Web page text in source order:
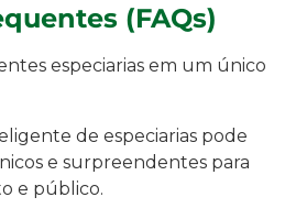
(FAQs)
especiarias em um único
de especiarias pode
e surpreendentes para
e público.